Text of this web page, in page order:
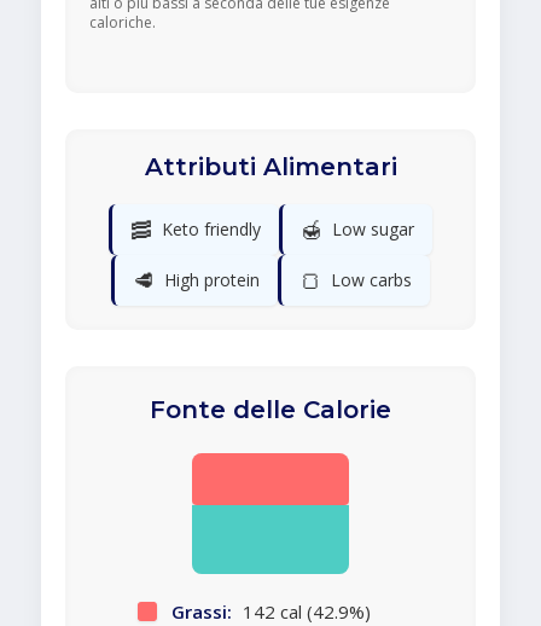
caloriche.
Attributi Alimentari
🥓 Keto friendly 🍯 Low sugar
🥩 High protein 🍞 Low carbs
Fonte delle Calorie
Grassi: 142 cal (42.9%)